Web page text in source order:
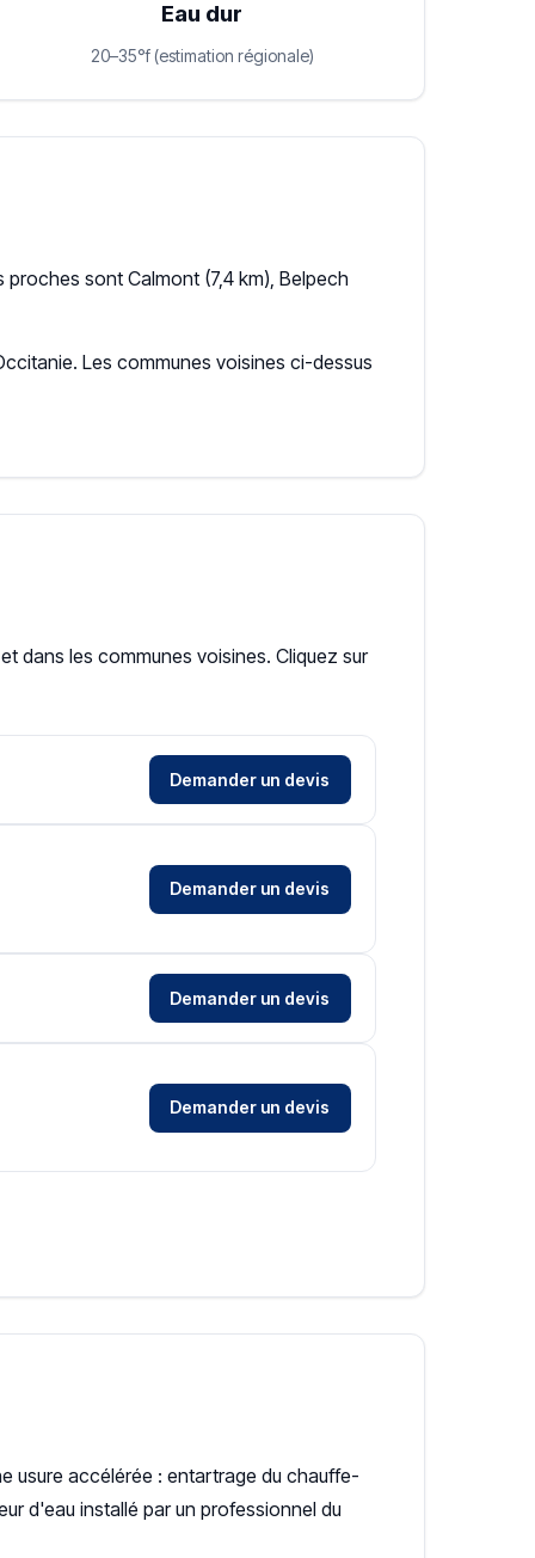
Eau dur
20–35°f (estimation régionale)
sont Calmont (7,4 km), Belpech
Les communes voisines ci-dessus
dans les communes voisines. Cliquez sur
Demander un devis
Demander un devis
Demander un devis
Demander un devis
usure accélérée : entartrage du chauffe-
d'eau installé par un professionnel du